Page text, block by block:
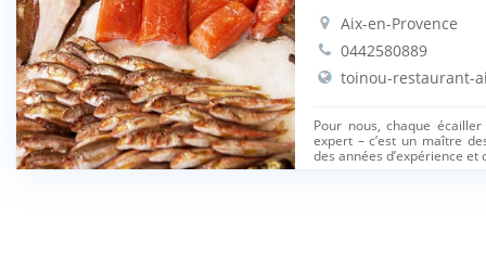
Aix-en-Provence
0442580889
toinou-restaurant-
Pour nous, chaque
expert – c’est un maître
des années d’expérience et